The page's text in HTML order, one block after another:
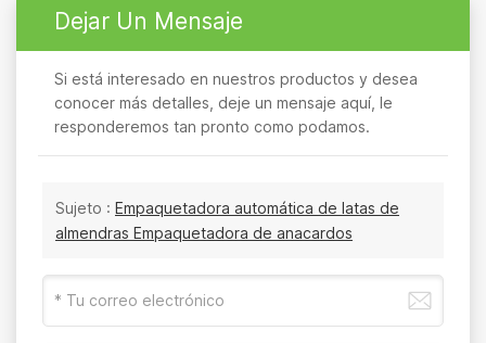
Dejar Un Mensaje
Si está interesado en nuestros productos y desea
conocer más detalles, deje un mensaje aquí, le
responderemos tan pronto como podamos.
Sujeto : Empaquetadora automática de latas de
almendras Empaquetadora de anacardos